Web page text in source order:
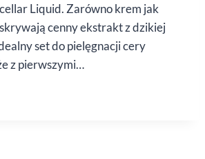
Liquid. Zarówno krem jak
cenny ekstrakt z dzikiej
set do pielęgnacji cery
z pierwszymi…